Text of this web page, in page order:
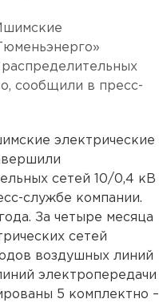
сообщили в пресс-
электрические
сетей 10/0,4 кВ
службе компании.
За четыре месяца
сетей
воздушных линий
электропередачи
5 комплектно –